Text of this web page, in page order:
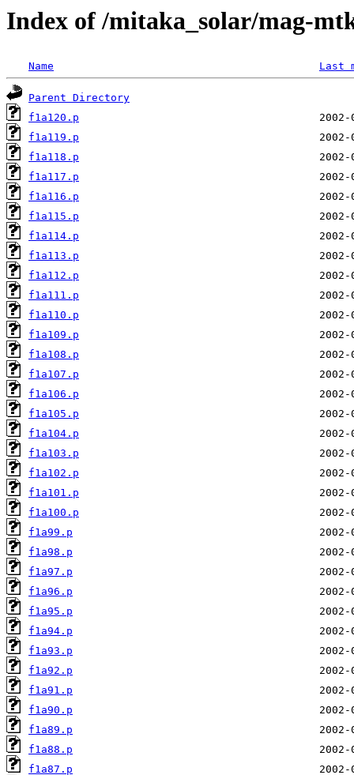
Index of /mitaka_solar/mag-
Name Last
Parent Directory
f1a120.p
f1a119.p
f1a118.p
f1a117.p
f1a116.p
f1a115.p
f1a114.p
f1a113.p
f1a112.p
f1a111.p
f1a110.p
f1a109.p
f1a108.p
f1a107.p
f1a106.p
f1a105.p
f1a104.p
f1a103.p
f1a102.p
f1a101.p
f1a100.p
f1a99.p
f1a98.p
f1a97.p
f1a96.p
f1a95.p
f1a94.p
f1a93.p
f1a92.p
f1a91.p
f1a90.p
f1a89.p
f1a88.p
f1a87.p